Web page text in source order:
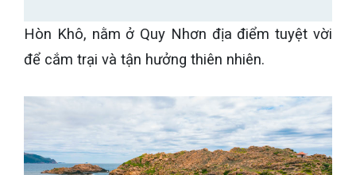
Hòn Khô, nằm ở Quy Nhơn địa điểm tuyệt vời
để cắm trại và tận hưởng thiên nhiên.